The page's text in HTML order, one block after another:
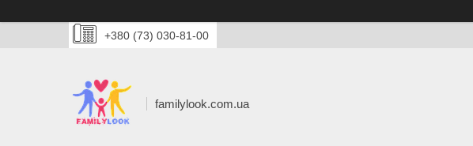
+380 (73) 030-81-00
familylook.com.ua